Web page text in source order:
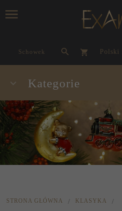
Schowek polski
Kategorie
STRONA GŁÓWNA KLASYKA